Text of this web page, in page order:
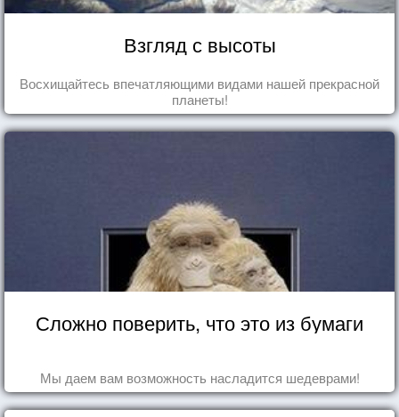
Взгляд с высоты
Восхищайтесь впечатляющими видами нашей прекрасной
планеты!
Сложно поверить, что это из бумаги
Мы даем вам возможность насладится шедеврами!